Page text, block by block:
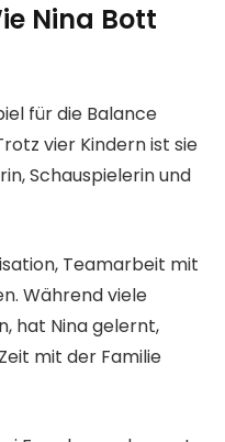
Nina Bott
für die Balance
vier Kindern ist sie
Schauspielerin und
Teamarbeit mit
Während viele
hat Nina gelernt,
mit der Familie